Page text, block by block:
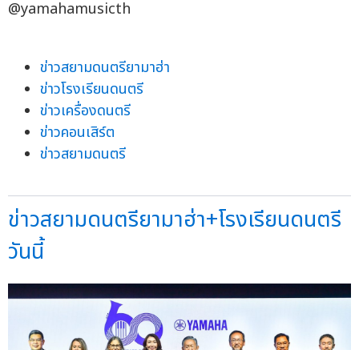
@yamahamusicth
ข่าวสยามดนตรียามาฮ่า
ข่าวโรงเรียนดนตรี
ข่าวเครื่องดนตรี
ข่าวคอนเสิร์ต
ข่าวสยามดนตรี
ข่าวสยามดนตรียามาฮ่า+โรงเรียนดนตรี
วันนี้